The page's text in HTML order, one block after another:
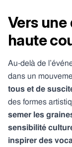
Vers
haute
Au-delà de
dans un
tous et de
des formes
semer les
sensibilité
inspirer des